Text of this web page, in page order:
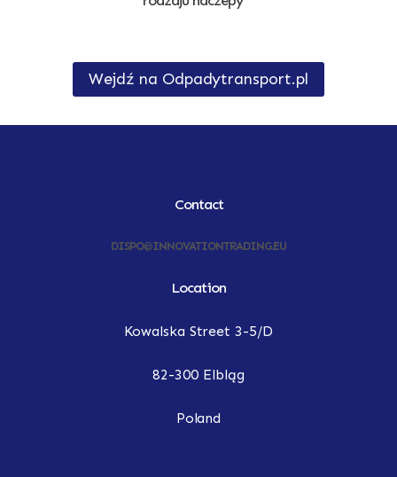
Wejdź na Odpadytransport.pl
Contact
DISPO@INNOVATIONTRADING.EU
Location
Kowalska Street 3-5/D
82-300 Elbląg
Poland